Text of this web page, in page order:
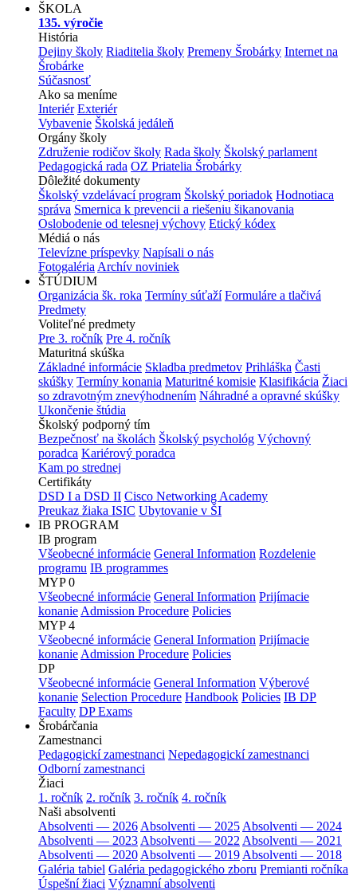
ŠKOLA
135. výročie
História
Dejiny školy Riaditelia školy Premeny Šrobárky Internet na
Šrobárke
Súčasnosť
Ako sa meníme
Interiér Exteriér
Vybavenie Školská jedáleň
Orgány školy
Združenie rodičov školy Rada školy Školský parlament
Pedagogická rada OZ Priatelia Šrobárky
Dôležité dokumenty
Školský vzdelávací program Školský poriadok Hodnotiaca
správa Smernica k prevencii a riešeniu šikanovania
Oslobodenie od telesnej výchovy Etický kódex
Médiá o nás
Televízne príspevky Napísali o nás
Fotogaléria Archív noviniek
ŠTÚDIUM
Organizácia šk. roka Termíny súťaží Formuláre a tlačivá
Predmety
Voliteľné predmety
Pre 3. ročník Pre 4. ročník
Maturitná skúška
Základné informácie Skladba predmetov Prihláška Časti
skúšky Termíny konania Maturitné komisie Klasifikácia Žiaci
so zdravotným znevýhodnením Náhradné a opravné skúšky
Ukončenie štúdia
Školský podporný tím
Bezpečnosť na školách Školský psychológ Výchovný
poradca Kariérový poradca
Kam po strednej
Certifikáty
DSD I a DSD II Cisco Networking Academy
Preukaz žiaka ISIC Ubytovanie v ŠI
IB PROGRAM
IB program
Všeobecné informácie General Information Rozdelenie
programu IB programmes
MYP 0
Všeobecné informácie General Information Prijímacie
konanie Admission Procedure Policies
MYP 4
Všeobecné informácie General Information Prijímacie
konanie Admission Procedure Policies
DP
Všeobecné informácie General Information Výberové
konanie Selection Procedure Handbook Policies IB DP
Faculty DP Exams
Šrobárčania
Zamestnanci
Pedagogickí zamestnanci Nepedagogickí zamestnanci
Odborní zamestnanci
Žiaci
1. ročník 2. ročník 3. ročník 4. ročník
Naši absolventi
Absolventi — 2026 Absolventi — 2025 Absolventi — 2024
Absolventi — 2023 Absolventi — 2022 Absolventi — 2021
Absolventi — 2020 Absolventi — 2019 Absolventi — 2018
Galéria tabiel Galéria pedagogického zboru Premianti ročníka
Úspešní žiaci Významní absolventi